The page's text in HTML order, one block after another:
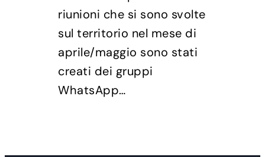
riunioni che si sono svolte
sul territorio nel mese di
aprile/maggio sono stati
creati dei gruppi
WhatsApp…